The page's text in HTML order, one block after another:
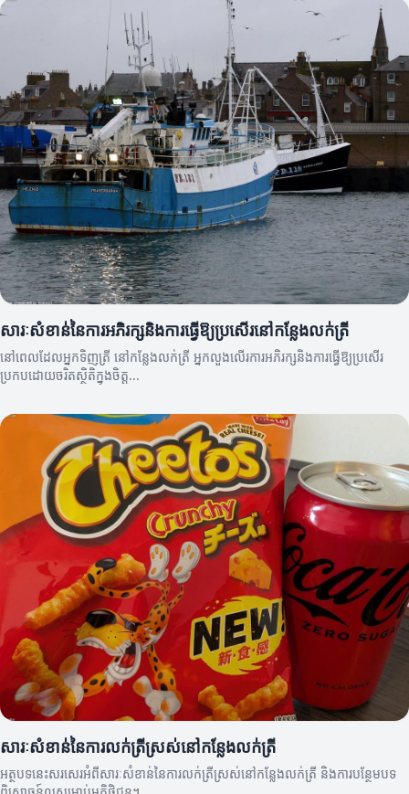
សារៈសំខាន់នៃការអភិរក្សនិងការធ្វើឱ្យប្រសើរនៅកន្លែងលក់ត្រី
នៅពេលដែលអ្នកទិញត្រី នៅកន្លែងលក់ត្រី អ្នកលួងលើរការអភិរក្សនិងការធ្វើឱ្យប្រសើរ
ប្រកបដោយចរិតស្ថិតិក្នុងចិត្ត...
សារៈសំខាន់នៃការលក់ត្រីស្រស់នៅកន្លែងលក់ត្រី
អត្ថបទនេះសរសេរអំពីសារៈសំខាន់នៃការលក់ត្រីស្រស់នៅកន្លែងលក់ត្រី និងការបន្ថែមបទ